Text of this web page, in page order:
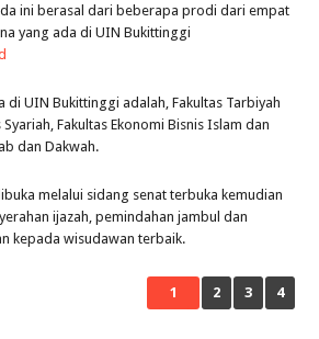
ini berasal dari beberapa prodi dari empat
yang ada di UIN Bukittinggi
di UIN Bukittinggi adalah, Fakultas Tarbiyah
Fakultas Ekonomi Bisnis Islam dan
dan Dakwah.
melalui sidang senat terbuka kemudian
ijazah, pemindahan jambul dan
kepada wisudawan terbaik.
1 2 3 4